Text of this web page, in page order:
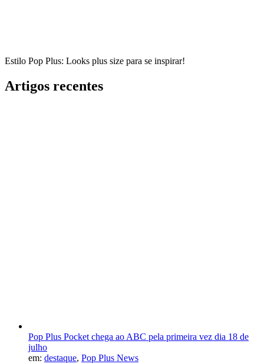
Estilo Pop Plus: Looks plus size para se inspirar!
Artigos recentes
Pop Plus Pocket chega ao ABC pela primeira vez dia 18 de
julho
em: destaque, Pop Plus News